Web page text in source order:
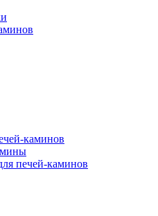
каминов
печей-каминов